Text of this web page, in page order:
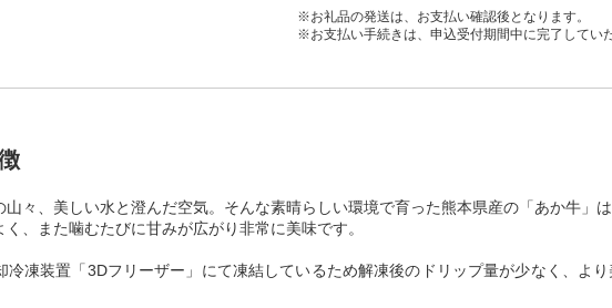
※お礼品の発送は、お支払い確認後となります。
※お支払い手続きは、申込受付期間中に完了してい
々、美しい水と澄んだ空気。そんな素晴らしい環境で育った熊本県産の「あか牛」
、また噛むたびに甘みが広がり非常に美味です。
凍装置「3Dフリーザー」にて凍結しているため解凍後のドリップ量が少なく、よ